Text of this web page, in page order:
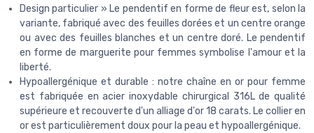
Design particulier » Le pendentif en forme de fleur est, selon la
variante, fabriqué avec des feuilles dorées et un centre orange
ou avec des feuilles blanches et un centre doré. Le pendentif
en forme de marguerite pour femmes symbolise l'amour et la
liberté.
Hypoallergénique et durable : notre chaîne en or pour femme
est fabriquée en acier inoxydable chirurgical 316L de qualité
supérieure et recouverte d'un alliage d'or 18 carats. Le collier en
or est particulièrement doux pour la peau et hypoallergénique.